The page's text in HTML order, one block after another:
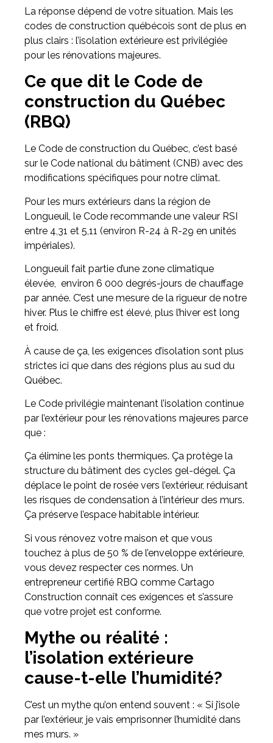
La réponse dépend de votre situation. Mais les
codes de construction québécois sont de plus en
plus clairs : l’isolation extérieure est privilégiée
pour les rénovations majeures.
Ce que dit le Code de
construction du Québec
(RBQ)
Le Code de construction du Québec, c’est basé
sur le Code national du bâtiment (CNB) avec des
modifications spécifiques pour notre climat.
Pour les murs extérieurs dans la région de
Longueuil, le Code recommande une valeur RSI
entre 4,31 et 5,11 (environ R-24 à R-29 en unités
impériales).
Longueuil fait partie d’une zone climatique
élevée, environ 6 000 degrés-jours de chauffage
par année. C’est une mesure de la rigueur de notre
hiver. Plus le chiffre est élevé, plus l’hiver est long
et froid.
À cause de ça, les exigences d’isolation sont plus
strictes ici que dans des régions plus au sud du
Québec.
Le Code privilégie maintenant l’isolation continue
par l’extérieur pour les rénovations majeures parce
que :
Ça élimine les ponts thermiques. Ça protège la
structure du bâtiment des cycles gel-dégel. Ça
déplace le point de rosée vers l’extérieur, réduisant
les risques de condensation à l’intérieur des murs.
Ça préserve l’espace habitable intérieur.
Si vous rénovez votre maison et que vous
touchez à plus de 50 % de l’enveloppe extérieure,
vous devez respecter ces normes. Un
entrepreneur certifié RBQ comme Cartago
Construction connaît ces exigences et s’assure
que votre projet est conforme.
Mythe ou réalité :
l’isolation extérieure
cause-t-elle l’humidité?
C’est un mythe qu’on entend souvent : « Si j’isole
par l’extérieur, je vais emprisonner l’humidité dans
mes murs. »